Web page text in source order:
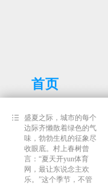
首页
盛夏之际，城市的每个
边际齐懒散着绿色的气
味，勃勃生机的征象尽
收眼底。村上春树曾
言：“夏天开yun体育
网，最让东说念主欢
乐。”这个季节，不管